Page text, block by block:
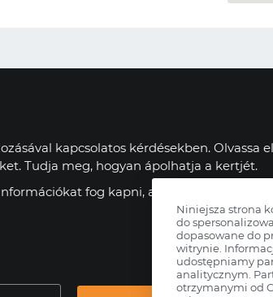
kapcsolatos kérdésekben. Olvassa
Tudja meg, hogyan ápolhatja a kertjét.
fog kapni, amelyek hasznosak
Niniejsza strona
do
dopasowane do
witrynie.
udostępniamy
analitycznym.
otrzymanymi od